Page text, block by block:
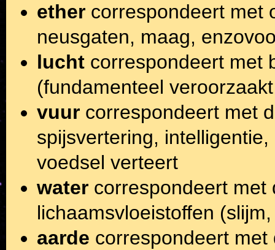
ether correspondeert met
neusgaten, maag,
lucht correspondeert met
(fundamenteel
vuur correspondeert met
spijsvertering,
voedsel verteert
water correspondeert met
lichaamsvloeistoffen
aarde correspondeert